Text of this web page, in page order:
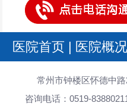
医院首页 | 医院概况
常州市钟楼区怀德中路
咨询电话：0519-